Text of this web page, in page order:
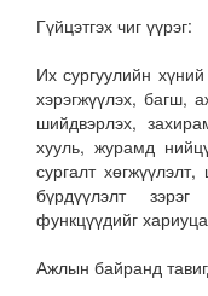
Гүйцэтгэх чиг үүрэг:
Их сургуулийн
хэрэгжүүлэх, багш,
шийдвэрлэх,
хууль, журамд
сургалт
бүрдүүлэлт
функцүүдийг
Ажлын байранд